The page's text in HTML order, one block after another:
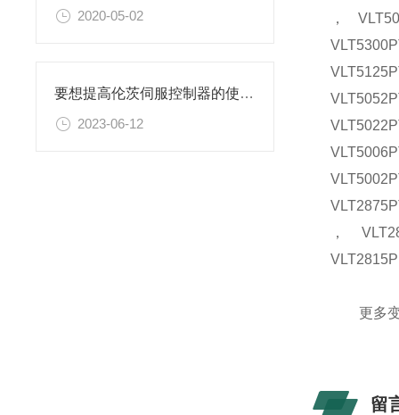
2020-05-02
要想提高伦茨伺服控制器的使用效果，来看看这些！
2023-06-12
，
，
更多变
留